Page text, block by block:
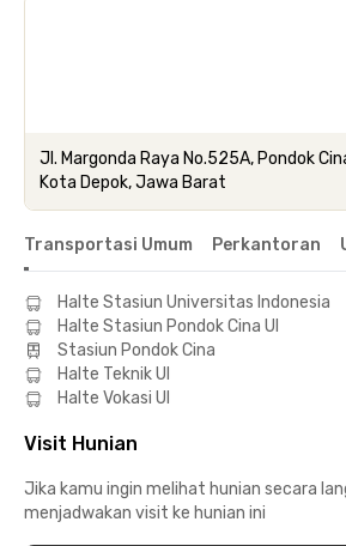
Jl. Margonda Raya No.525A, Pondok
Kota Depok, Jawa Barat
Transportasi Umum Perkantoran
Halte Stasiun Universitas Indonesia
Halte Stasiun Pondok Cina UI
Stasiun Pondok Cina
Halte Teknik UI
Halte Vokasi UI
Visit Hunian
Jika kamu ingin melihat hunian secara
menjadwakan visit ke hunian ini